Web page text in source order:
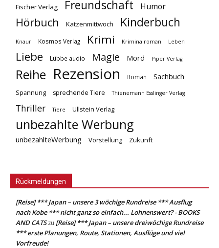
Fischer Verlag Freundschaft Humor
Hörbuch Katzenmittwoch Kinderbuch
Knaur Kosmos Verlag Krimi Kriminalroman Leben
Liebe Lübbe audio Magie Mord Piper Verlag
Reihe Rezension Roman Sachbuch
Spannung sprechende Tiere Thienemann Esslinger Verlag
Thriller Tiere Ullstein Verlag
unbezahlte Werbung
unbezahlteWerbung Vorstellung Zukunft
Rückmeldungen
[Reise] *** Japan – unsere 3 wöchige Rundreise *** Ausflug
nach Kobe *** nicht ganz so einfach... Lohnenswert? - BOOKS
AND CATSzu [Reise] *** Japan – unsere dreiwöchige Rundreise
*** erste Planungen, Route, Stationen, Ausflüge und viel
Vorfreude!